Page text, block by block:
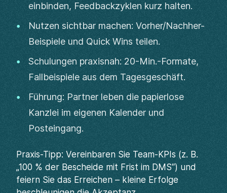
einbinden, Feedbackzyklen kurz halten.
Nutzen sichtbar machen: Vorher/Nachher-
Beispiele und Quick Wins teilen.
Schulungen praxisnah: 20-Min.-Formate,
Fallbeispiele aus dem Tagesgeschäft.
Führung: Partner leben die papierlose
Kanzlei im eigenen Kalender und
Posteingang.
Praxis-Tipp: Vereinbaren Sie Team-KPIs (z. B.
„100 % der Bescheide mit Frist im DMS“) und
feiern Sie das Erreichen – kleine Erfolge